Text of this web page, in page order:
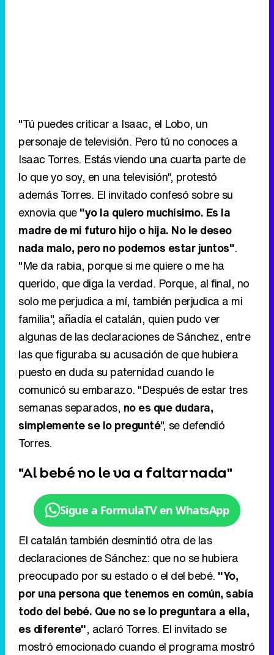
"Tú puedes criticar a Isaac, el Lobo, un
personaje de televisión. Pero tú no conoces a
Isaac Torres. Estás viendo una cuarta parte de
lo que yo soy, en una televisión", protestó
además Torres. El invitado confesó sobre su
exnovia que"yo la quiero muchísimo. Es la
madre de mi futuro hijo o hija. No le deseo
nada malo, pero no podemos estar juntos".
"Me da rabia, porque si me quiere o me ha
querido, que diga la verdad. Porque, al final, no
solo me perjudica a mí, también perjudica a mi
familia", añadía el catalán, quien pudo ver
algunas de las declaraciones de Sánchez, entre
las que figuraba su acusación de que hubiera
puesto en duda su paternidad cuando le
comunicó su embarazo. "Después de estar tres
semanas separados, no es que dudara,
simplemente se lo pregunté", se defendió
Torres.
"Al bebé no le va a faltar nada"
Sigue a FormulaTV en WhatsApp
El catalán también desmintió otra de las
declaraciones de Sánchez: que no se hubiera
preocupado por su estado o el del bebé. "Yo,
por una persona que tenemos en común, sabía
todo del bebé. Que no se lo preguntara a ella,
es diferente", aclaró Torres. El invitado se
mostró emocionado cuando el programa mostró